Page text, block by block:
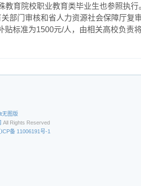
育院校职业教育类毕业生也参照执行
部门审核和省人力资源社会保障厅复
标准为1500元/人，由相关高校负责
无图版
All Rights Reserved
ICP备 11006191号-1